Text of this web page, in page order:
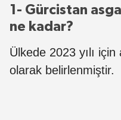
1- Gürcistan
ne kadar?
Ülkede 2023 yılı
olarak belirlenmiştir.